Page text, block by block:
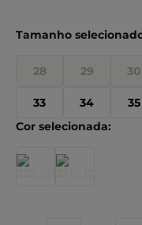
28 29 30
33 34 35